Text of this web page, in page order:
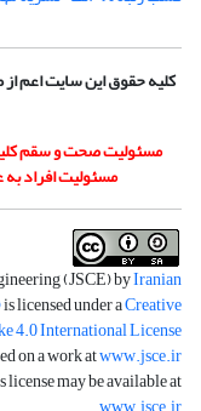
کلیه حقوق این سایت اعم
مسئولیت صحت و سقم کلیه
مسئولیت افراد
(JSCE) byIranian
is licensed under aCreative
4.0 International License
on a work atwww.jsce.ir
may be available at